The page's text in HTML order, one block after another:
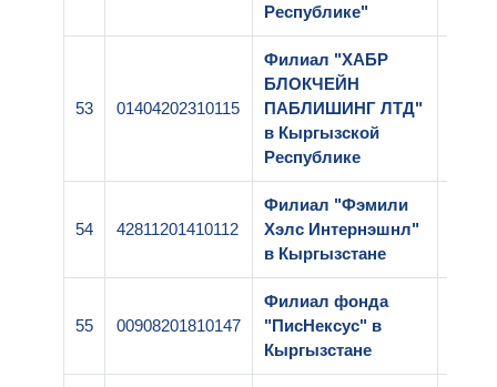
Республике"
53 01404202310115
Филиал "ХАБР
БЛОКЧЕЙН
ПАБЛИШИНГ ЛТД"
в Кыргызской
Республике
54 42811201410112
Филиал "Фэмили
Хэлс Интернэшнл"
в Кыргызстане
55 00908201810147
Филиал фонда
"ПисНексус" в
Кыргызстане